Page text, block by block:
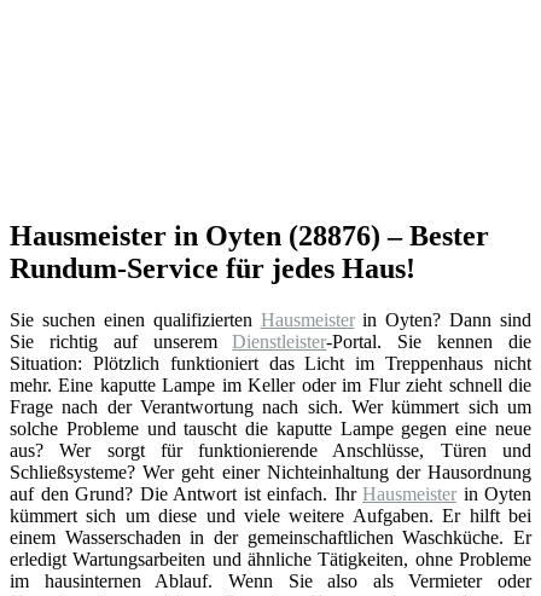
Hausmeister in Oyten (28876) – Bester
Rundum-Service für jedes Haus!
Sie suchen einen qualifizierten Hausmeisterin Oyten? Dann sind
Sie richtig auf unseremDienstleister-Portal. Sie kennen die
Situation: Plötzlich funktioniert das Licht im Treppenhaus nicht
mehr. Eine kaputte Lampe im Keller oder im Flur zieht schnell die
Frage nach der Verantwortung nach sich. Wer kümmert sich um
solche Probleme und tauscht die kaputte Lampe gegen eine neue
aus? Wer sorgt für funktionierende Anschlüsse, Türen und
Schließsysteme? Wer geht einer Nichteinhaltung der Hausordnung
auf den Grund? Die Antwort ist einfach. Ihr Hausmeister in Oyten
kümmert sich um diese und viele weitere Aufgaben. Er hilft bei
einem Wasserschaden in der gemeinschaftlichen Waschküche. Er
erledigt Wartungsarbeiten und ähnliche Tätigkeiten, ohne Probleme
im hausinternen Ablauf. Wenn Sie also als Vermieter oder